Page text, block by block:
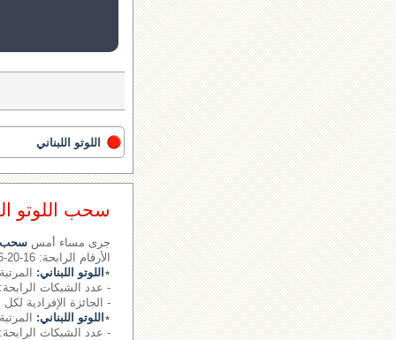
اللوتو اللبناني
سحب اللوتو اللبناني
جرى مساء أمس سحب
الأرقام الرابحة: 16-20-26- - - الرقم الإضافي: 03
٭ اللوتو اللبناني: المرتبة
- عدد الشبكات الرابحة:
- الجائزة الإفرادية لكل شبكة:
٭ اللوتو اللبناني:
- عدد الشبكات الرابحة: